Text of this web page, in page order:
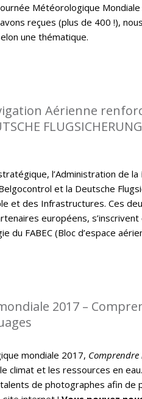
Météorologique
reçues (plus de 400 !),
une thématique.
Aérienne
l’Administration de la
et la Deutsche
et des Infrastructures. Ces
européens, s’inscrivent
du FABEC (Bloc d’espace
2017 –
mondiale 2017, Comprendre
climat et les ressources en
de photographes afin de